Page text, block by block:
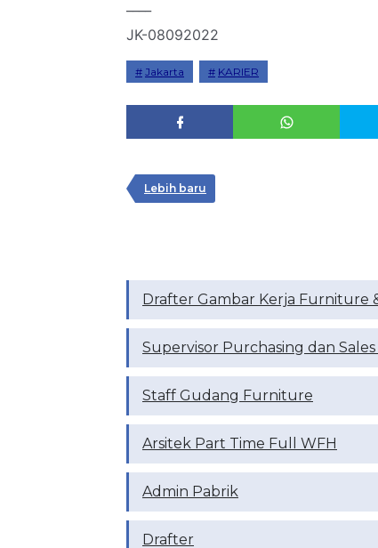
JK-08092022
Jakarta KARIER
Lebih baru
Drafter Gambar Kerja Furniture
Supervisor Purchasing dan
Staff Gudang Furniture
Arsitek Part Time Full WFH
Admin Pabrik
Drafter